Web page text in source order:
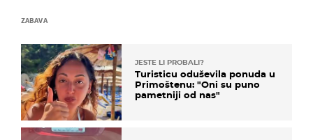
ZABAVA
JESTE LI PROBALI?
Turisticu oduševila ponuda u
Primoštenu: "Oni su puno
pametniji od nas"